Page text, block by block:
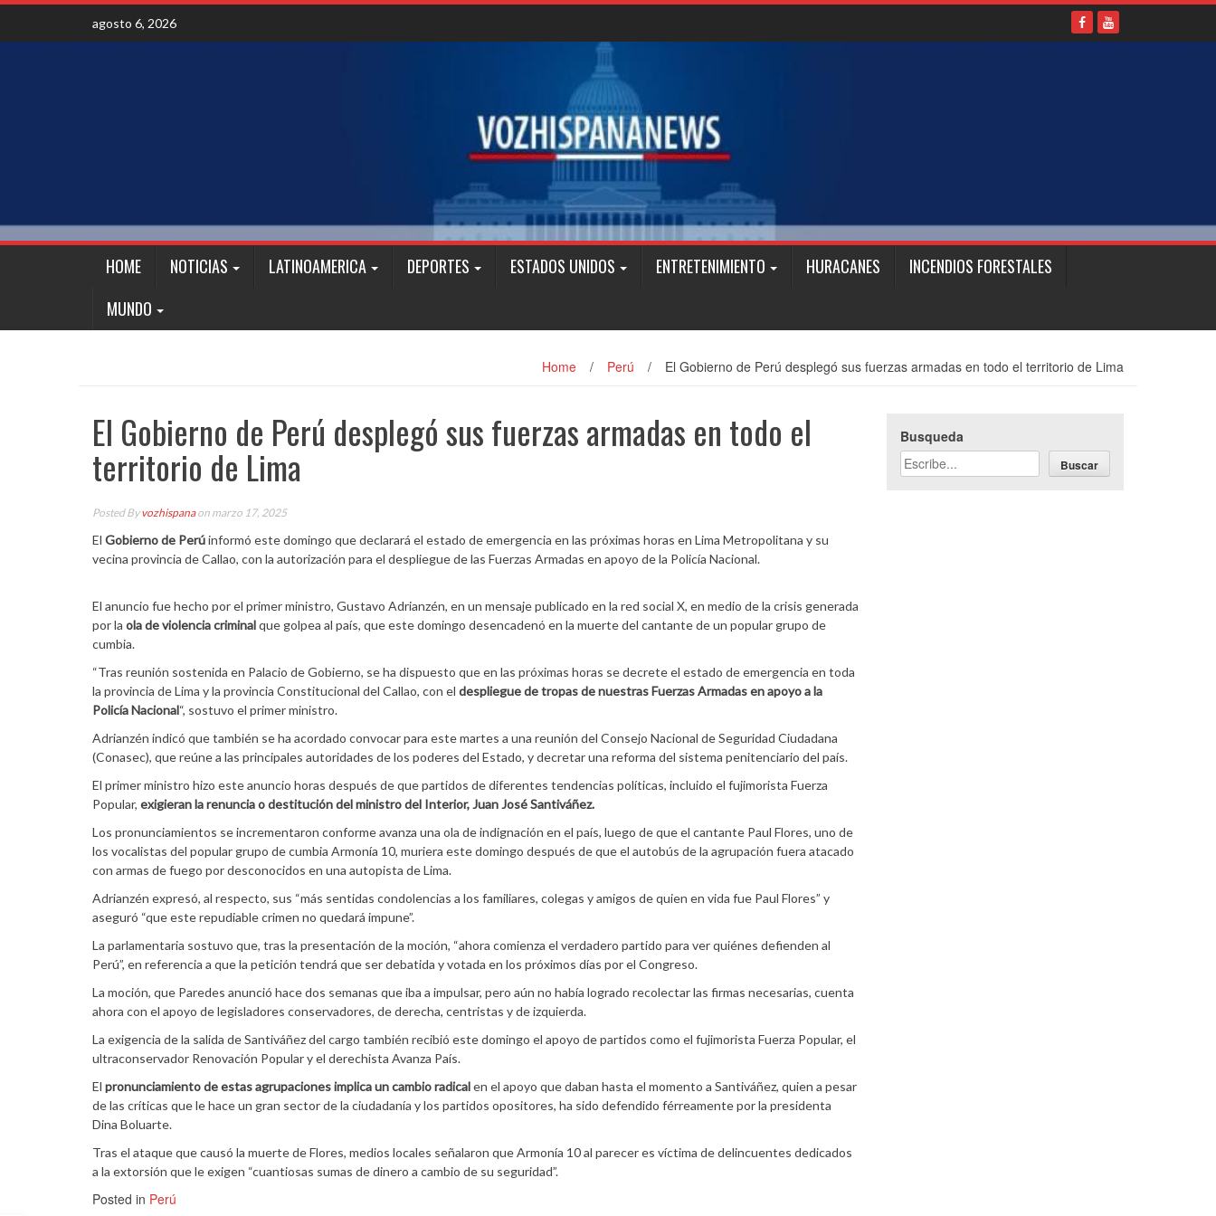
Skip
content
agosto 6, 2026
HOME NOTICIAS LATINOAMERICA DEPORTES ESTADOS UNIDOS ENTRETENIMIENTO HURACANES
INCENDIOS FORESTALES
MUNDO
Home / Perú / El Gobierno de Perú desplegó sus fuerzas armadas en todo el territorio de Lima
El Gobierno de Perú desplegó sus fuerzas armadas en todo el
territorio de Lima
Posted Byvozhispanaon marzo 17, 2025
El Gobierno de Perúinformó este domingo que declarará el estado de emergencia en las próximas horas en Lima Metropolitana y su
vecina provincia de Callao, con la autorización para el despliegue de las Fuerzas Armadas en apoyo de la Policía Nacional.
El anuncio fue hecho por el primer ministro, Gustavo Adrianzén, en un mensaje publicado en la red social X, en medio de la crisis generada
por la ola de violencia criminalque golpea al país, que este domingo desencadenó en la muerte del cantante de un popular grupo de
cumbia.
“Tras reunión sostenida en Palacio de Gobierno, se ha dispuesto que en las próximas horas se decrete el estado de emergencia en toda
la provincia de Lima y la provincia Constitucional del Callao, con el despliegue de tropas de nuestras Fuerzas Armadas en apoyo a la
Policía Nacional“, sostuvo el primer ministro.
Adrianzén indicó que también se ha acordado convocar para este martes a una reunión del Consejo Nacional de Seguridad Ciudadana
(Conasec), que reúne a las principales autoridades de los poderes del Estado, y decretar una reforma del sistema penitenciario del país.
El primer ministro hizo este anuncio horas después de que partidos de diferentes tendencias políticas, incluido el fujimorista Fuerza
Popular, exigieran la renuncia o destitución del ministro del Interior, Juan José Santiváñez.
Los pronunciamientos se incrementaron conforme avanza una ola de indignación en el país, luego de que el cantante Paul Flores, uno de
los vocalistas del popular grupo de cumbia Armonía 10, muriera este domingo después de que el autobús de la agrupación fuera atacado
con armas de fuego por desconocidos en una autopista de Lima.
Adrianzén expresó, al respecto, sus “más sentidas condolencias a los familiares, colegas y amigos de quien en vida fue Paul Flores” y
aseguró “que este repudiable crimen no quedará impune”.
La parlamentaria sostuvo que, tras la presentación de la moción, “ahora comienza el verdadero partido para ver quiénes defienden al
Perú”, en referencia a que la petición tendrá que ser debatida y votada en los próximos días por el Congreso.
La moción, que Paredes anunció hace dos semanas que iba a impulsar, pero aún no había logrado recolectar las firmas necesarias, cuenta
ahora con el apoyo de legisladores conservadores, de derecha, centristas y de izquierda.
La exigencia de la salida de Santiváñez del cargo también recibió este domingo el apoyo de partidos como el fujimorista Fuerza Popular, el
ultraconservador Renovación Popular y el derechista Avanza País.
El pronunciamiento de estas agrupaciones implica un cambio radicalen el apoyo que daban hasta el momento a Santiváñez, quien a pesar
de las críticas que le hace un gran sector de la ciudadanía y los partidos opositores, ha sido defendido férreamente por la presidenta
Dina Boluarte.
Tras el ataque que causó la muerte de Flores, medios locales señalaron que Armonía 10 al parecer es víctima de delincuentes dedicados
a la extorsión que le exigen “cuantiosas sumas de dinero a cambio de su seguridad”.
Posted in Perú
Busqueda
Buscar